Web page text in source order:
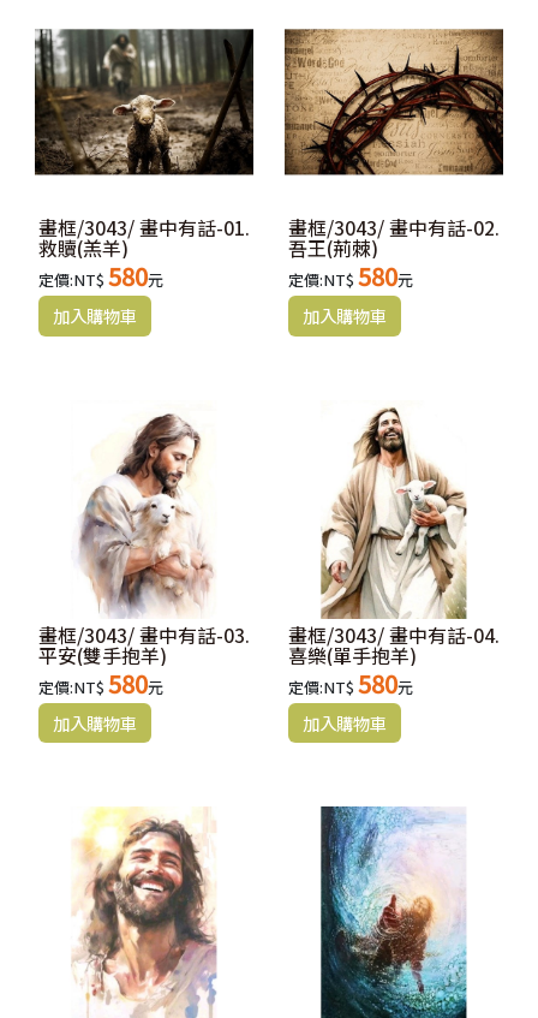
畫框/3043/ 畫中有話-01.
救贖(羔羊)
定價:NT$ 580元
畫框/3043/ 畫中有話-02.
吾王(荊棘)
定價:NT$ 580元
畫框/3043/ 畫中有話-03.
平安(雙手抱羊)
定價:NT$ 580元
畫框/3043/ 畫中有話-04.
喜樂(單手抱羊)
定價:NT$ 580元